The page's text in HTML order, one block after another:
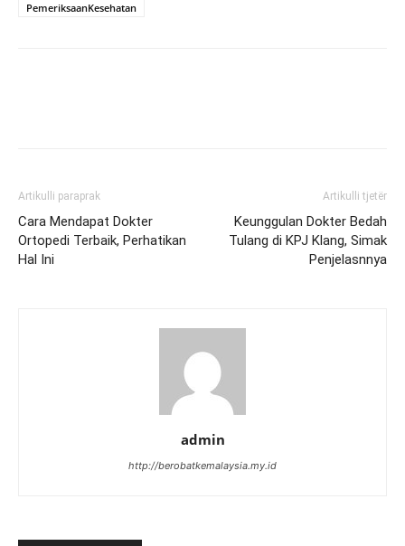
PemeriksaanKesehatan
Artikulli paraprak
Cara Mendapat Dokter
Ortopedi Terbaik, Perhatikan
Hal Ini
Artikulli tjetër
Keunggulan Dokter Bedah
Tulang di KPJ Klang, Simak
Penjelasnnya
admin
http://berobatkemalaysia.my.id